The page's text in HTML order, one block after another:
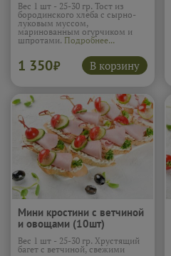
Вес 1 шт - 25-30 гр. Тост из
бородинского хлеба с сырно-
луковым муссом,
маринованным огурчиком и
шпротами. Подробнее...
1 350₽ В корзину
Мини кростини с ветчиной
и овощами (10шт)
Вес 1 шт - 25-30 гр. Хрустящий
багет с ветчиной, свежими